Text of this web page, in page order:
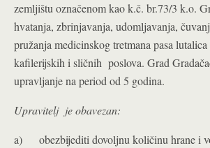
zemljištu označenom kao k.č. br.73/3 k.o.
hvatanja, zbrinjavanja, udomljavanja,
pružanja medicinskog tretmana pasa
kafilerijskih i sličnih poslova. Grad
upravljanje na period od 5 godina.
Upravitelj je obavezan:
a) obezbijediti dovoljnu količinu hrane i